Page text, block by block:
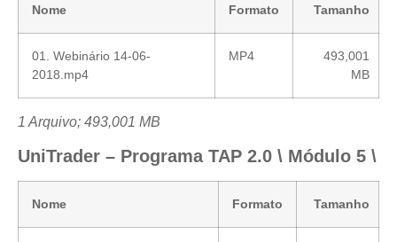
Nome Formato Tamanho
01. Webinário 14-06-
2018.mp4
MP4
493,001
MB
1 Arquivo; 493,001 MB
UniTrader – Programa TAP 2.0 \ Módulo 5 \
Nome Formato Tamanho